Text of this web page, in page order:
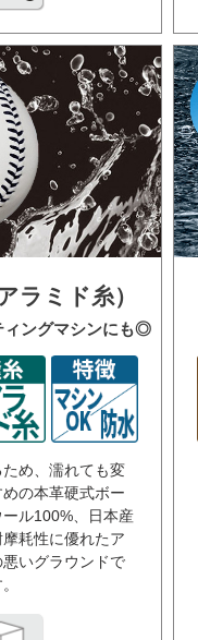
ラミド糸）
ィングマシンにも◎
め、濡れても変
の本革硬式ボー
ル100%、日本産
耗性に優れたア
いグラウンドで